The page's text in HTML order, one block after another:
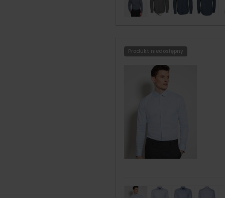
Produkt niedostępny